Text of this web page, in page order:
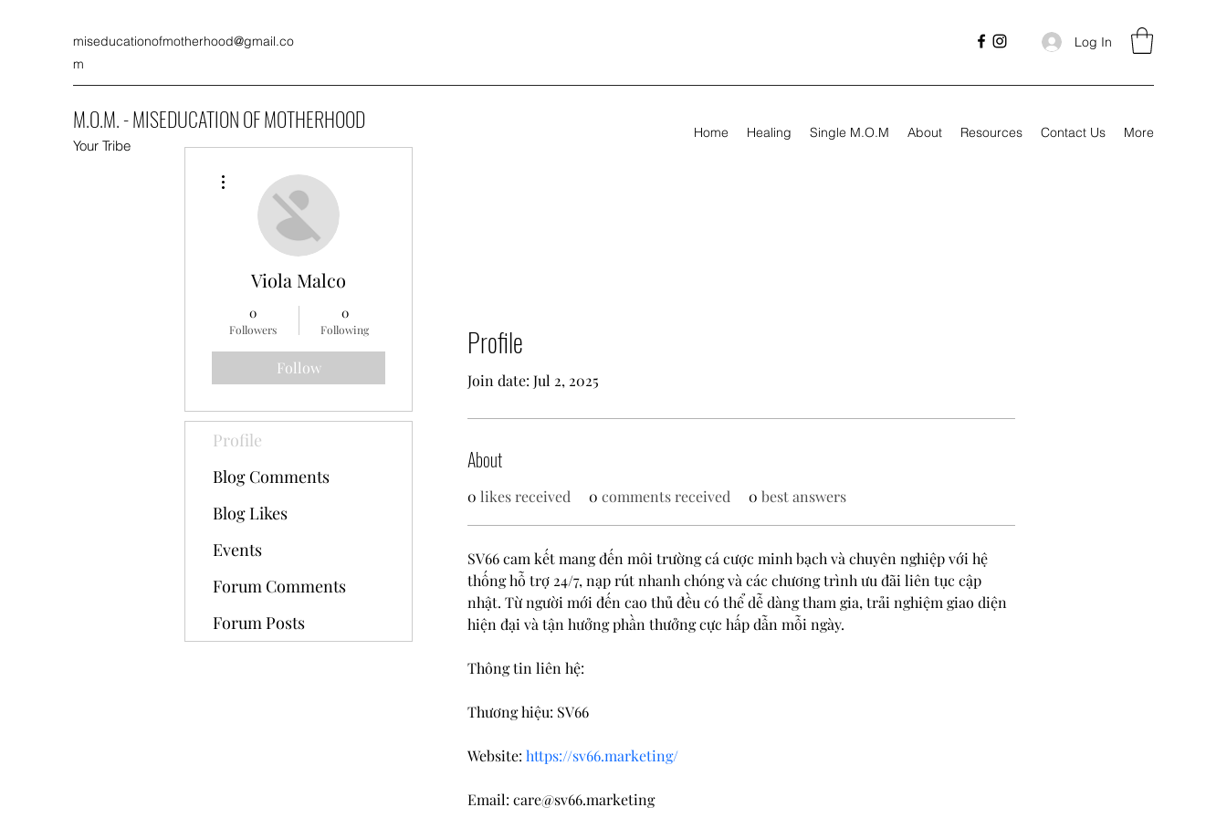
miseducationofmotherhood@gmail.co
m
Log In
M.O.M. - MISEDUCATION OF MOTHERHOOD
Your Tribe
Home Healing Single M.O.M About Resources Contact Us More
Profile
Join date: Jul 2, 2025
About
0 likes received 0 comments received 0 best answers
SV66 cam kết mang đến môi trường cá cược minh bạch và chuyên nghiệp với hệ
thống hỗ trợ 24/7, nạp rút nhanh chóng và các chương trình ưu đãi liên tục cập
nhật. Từ người mới đến cao thủ đều có thể dễ dàng tham gia, trải nghiệm giao diện
hiện đại và tận hưởng phần thưởng cực hấp dẫn mỗi ngày.
Thông tin liên hệ:
Thương hiệu: SV66
Website: https://sv66.marketing/
Email: care@sv66.marketing
Viola Malco
0
Followers
0
Following
Follow
Profile
Blog Comments
Blog Likes
Events
Forum Comments
Forum Posts